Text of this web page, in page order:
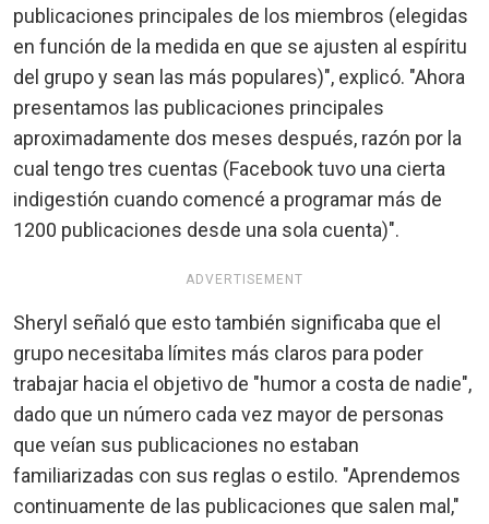
publicaciones principales de los miembros (elegidas
en función de la medida en que se ajusten al espíritu
del grupo y sean las más populares)", explicó. "Ahora
presentamos las publicaciones principales
aproximadamente dos meses después, razón por la
cual tengo tres cuentas (Facebook tuvo una cierta
indigestión cuando comencé a programar más de
1200 publicaciones desde una sola cuenta)".
ADVERTISEMENT
Sheryl señaló que esto también significaba que el
grupo necesitaba límites más claros para poder
trabajar hacia el objetivo de "humor a costa de nadie",
dado que un número cada vez mayor de personas
que veían sus publicaciones no estaban
familiarizadas con sus reglas o estilo. "Aprendemos
continuamente de las publicaciones que salen mal,"